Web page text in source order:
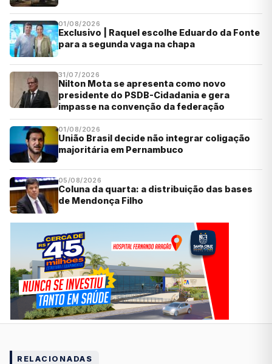
01/08/2026
Exclusivo | Raquel escolhe Eduardo da Fonte
para a segunda vaga na chapa
31/07/2026
Nilton Mota se apresenta como novo
presidente do PSDB-Cidadania e gera
impasse na convenção da federação
01/08/2026
União Brasil decide não integrar coligação
majoritária em Pernambuco
05/08/2026
Coluna da quarta: a distribuição das bases
de Mendonça Filho
RELACIONADAS